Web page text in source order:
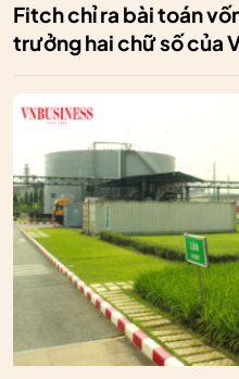
Fitch chỉ ra bài toán
trưởng hai chữ số của